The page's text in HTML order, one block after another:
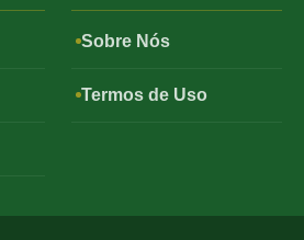
Sobre Nós
Termos de Uso